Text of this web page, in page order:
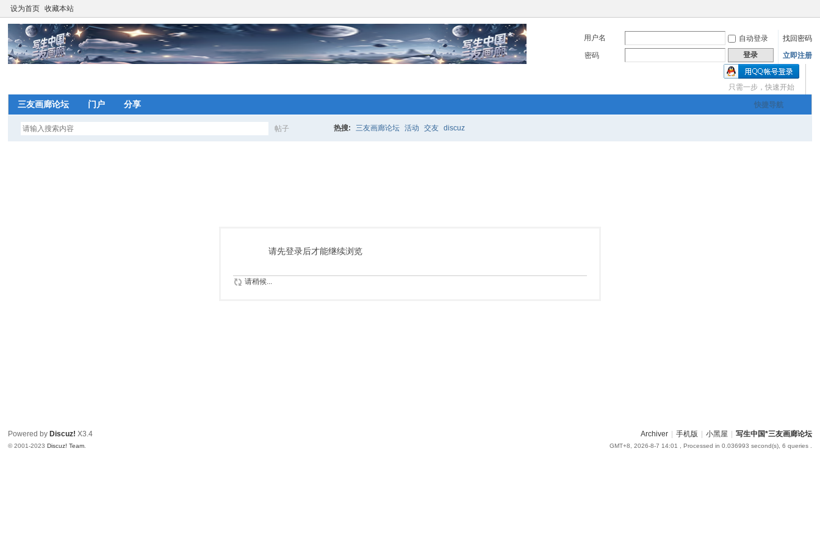
设为首页 收藏本站
用户名 自动登录
找回密码
密码
登录 立即注册
只需一步，快速开始
快捷导航
三友画廊论坛 门户 分享
帖子 热搜: 三友画廊论坛 活动 交友 discuz
望更多的人加入你我同行。www.xixi118.com
网络人士“创业行动”开始 拉！写生中国*三友画廊官方主办，希
望更多的人加入你我同行。www.xixi118.com
请先登录后才能继续浏览
请稍候...
Archiver 手机版 小黑屋 写生中国*三友画廊论坛
GMT+8, 2026-8-7 14:01 , Processed in 0.036993 second(s), 6 queries .
Powered by Discuz! X3.4
© 2001-2023Discuz! Team